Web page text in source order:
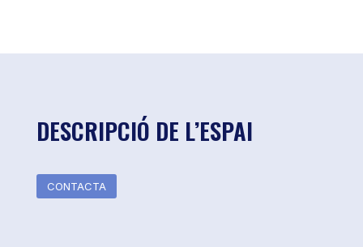
DESCRIPCIÓ DE L’ESPAI
CONTACTA